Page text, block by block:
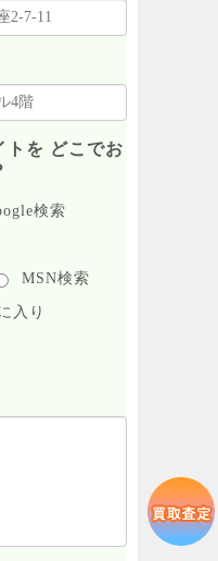
トを どこでお
検索
MSN検索
入り